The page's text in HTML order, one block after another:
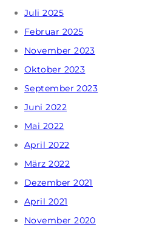
Juli 2025
Februar 2025
November 2023
Oktober 2023
September 2023
Juni 2022
Mai 2022
April 2022
März 2022
Dezember 2021
April 2021
November 2020